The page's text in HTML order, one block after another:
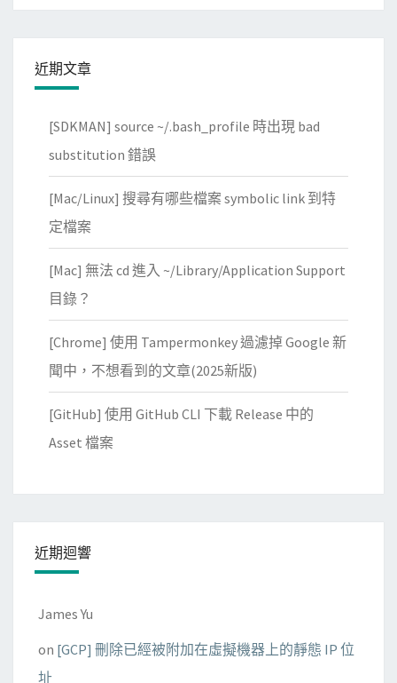
查
近期文章
[SDKMAN] source ~/.bash_profile 時出現 bad
substitution 錯誤
[Mac/Linux] 搜尋有哪些檔案 symbolic link 到特
定檔案
[Mac] 無法 cd 進入 ~/Library/Application Support
目錄？
[Chrome] 使用 Tampermonkey 過濾掉 Google 新
聞中，不想看到的文章(2025新版)
[GitHub] 使用 GitHub CLI 下載 Release 中的
Asset 檔案
近期迴響
James Yu
on [GCP] 刪除已經被附加在虛擬機器上的靜態 IP 位
址